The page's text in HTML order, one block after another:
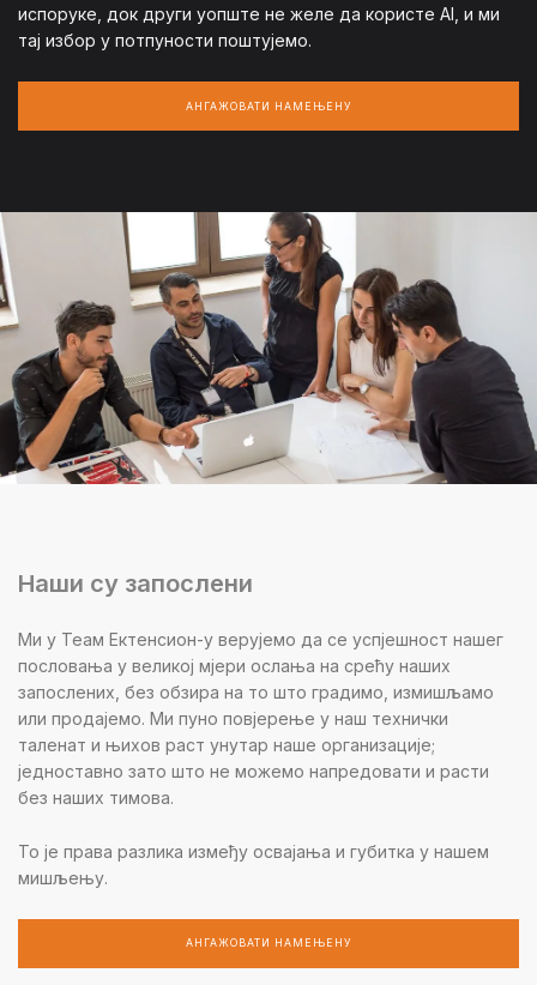
испоруке, док други уопште не желе да користе AI, и ми
тај избор у потпуности поштујемо.
АНГАЖОВАТИ НАМЕЊЕНУ
Наши су запослени
Ми у Теам Ектенсион-у верујемо да се успјешност нашег
пословања у великој мјери ослања на срећу наших
запослених, без обзира на то што градимо, измишљамо
или продајемо. Ми пуно повјерење у наш технички
таленат и њихов раст унутар наше организације;
једноставно зато што не можемо напредовати и расти
без наших тимова.
То је права разлика између освајања и губитка у нашем
мишљењу.
АНГАЖОВАТИ НАМЕЊЕНУ